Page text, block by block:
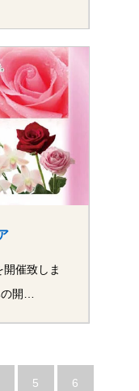
催致しま
開…
5 6